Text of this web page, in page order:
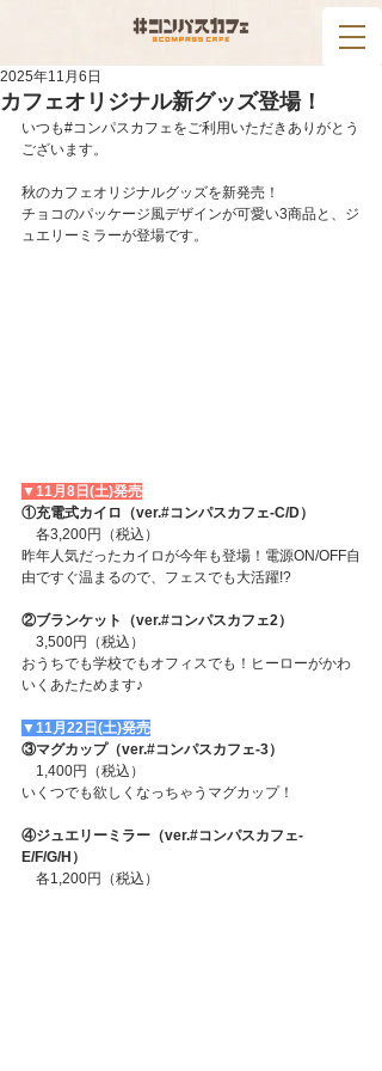
カフェオリジナル新グッズ登場！
2025年11月6日
いつも#コンパスカフェをご利用いただきありがとう
ございます。
秋のカフェオリジナルグッズを新発売！
チョコのパッケージ風デザインが可愛い3商品と、ジ
ュエリーミラーが登場です。
▼11月8日(土)発売
①充電式カイロ（ver.#コンパスカフェ-C/D）
各3,200円（税込）
昨年人気だったカイロが今年も登場！電源ON/OFF自
由ですぐ温まるので、フェスでも大活躍!?
②ブランケット（ver.#コンパスカフェ2）
3,500円（税込）
おうちでも学校でもオフィスでも！ヒーローがかわ
いくあたためます♪
▼11月22日(土)発売
③マグカップ（ver.#コンパスカフェ-3）
1,400円（税込）
いくつでも欲しくなっちゃうマグカップ！
④ジュエリーミラー（ver.#コンパスカフェ-
E/F/G/H）
各1,200円（税込）